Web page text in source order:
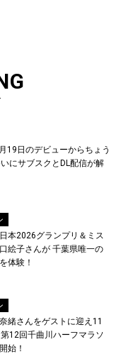
19日のデビューからちょう
にサブスクとDL配信が解
本2026グランプリ＆ミス
絵子さんが 千葉県唯一の
体験！
緒さんをゲストに迎え11
12回千曲川ハーフマラソ
始！